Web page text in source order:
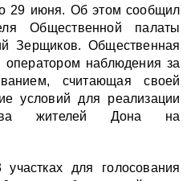
29 июня. Об этом сообщил
Общественной палаты
Зерщиков. Общественная
наблюдения за
считающая своей
условий для реализации
жителей Дона на
для голосования